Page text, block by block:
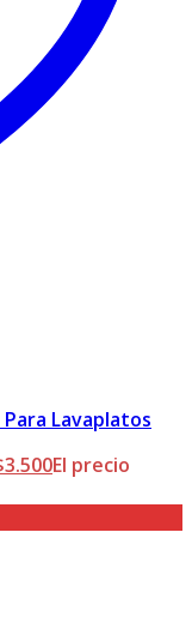
Lavaplatos
3.500El precio